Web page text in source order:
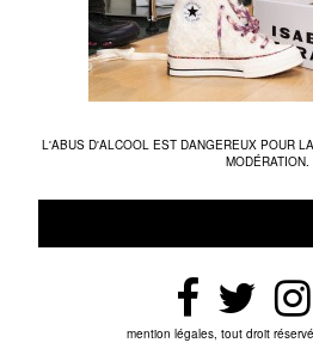
L'ABUS D'ALCOOL EST DANGEREUX POUR
MODÉRATION.
mention légales, tout droit